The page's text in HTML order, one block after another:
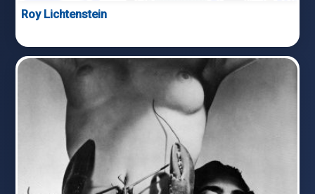
Roy Lichtenstein